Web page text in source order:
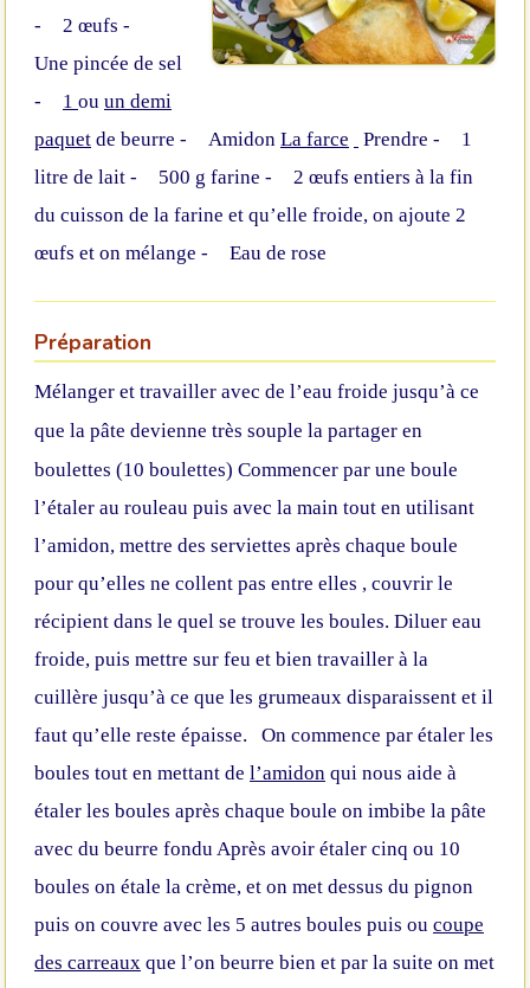
-
2 œufs -
Une pincée de sel
-
1 ou un demi
paquet de beurre - Amidon La farce Prendre -
1
litre de lait - 500 g farine -
2 œufs entiers à la fin
du cuisson de la farine et qu’elle froide, on ajoute 2
œufs et on mélange - Eau de rose
Préparation
Mélanger et travailler avec de l’eau froide jusqu’à ce
que la pâte devienne très souple la partager en
boulettes (10 boulettes) Commencer par une boule
l’étaler au rouleau puis avec la main tout en utilisant
l’amidon, mettre des serviettes après chaque boule
pour qu’elles ne collent pas entre elles , couvrir le
récipient dans le quel se trouve les boules. Diluer eau
froide, puis mettre sur feu et bien travailler à la
cuillère jusqu’à ce que les grumeaux disparaissent et il
faut qu’elle reste épaisse.
On commence par étaler les
boules tout en mettant de l’amidon qui nous aide à
étaler les boules après chaque boule on imbibe la pâte
avec du beurre fondu Après avoir étaler cinq ou 10
boules on étale la crème, et on met dessus du pignon
puis on couvre avec les 5 autres boules puis ou coupe
des carreaux que l’on beurre bien et par la suite on met